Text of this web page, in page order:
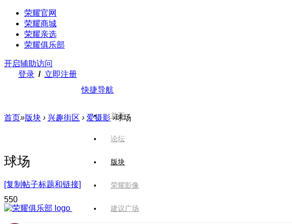
荣耀官网
荣耀商城
荣耀亲选
荣耀俱乐部
开启辅助访问
登录 / 立即注册
快捷导航
首页
论坛
版块
荣耀影像
建议广场
首页»版块 › 兴趣街区 › 爱摄影 ›球场
球场
[复制帖子标题和链接]
550